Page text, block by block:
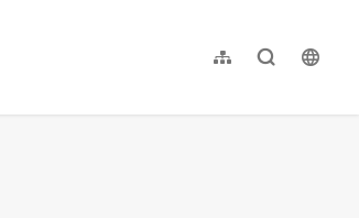
网站导览全文检索
繁體中文